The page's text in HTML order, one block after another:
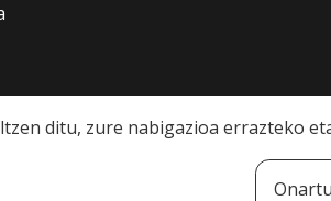
ditu, zure nabigazioa errazteko
Onartu